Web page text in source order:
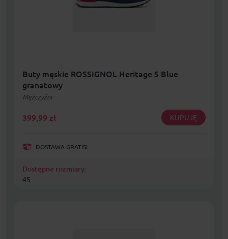
Buty męskie ROSSIGNOL Heritage S Blue
granatowy
Mężczyźni
399,99 zł KUPUJĘ
DOSTAWA GRATIS!
Dostępne rozmiary:
45